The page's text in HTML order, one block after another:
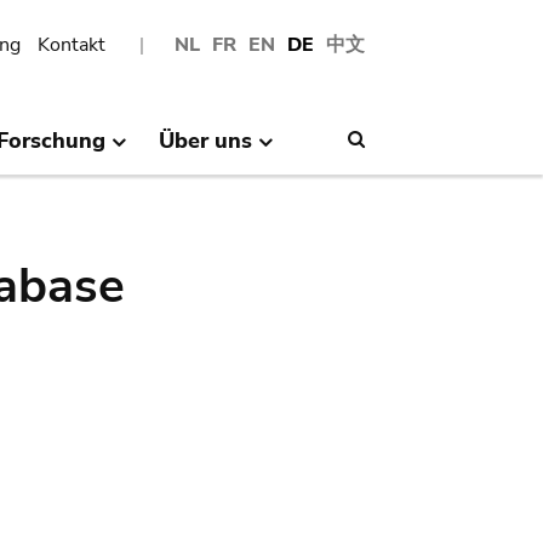
NL FR EN DE 中文
Kontakt
Über uns